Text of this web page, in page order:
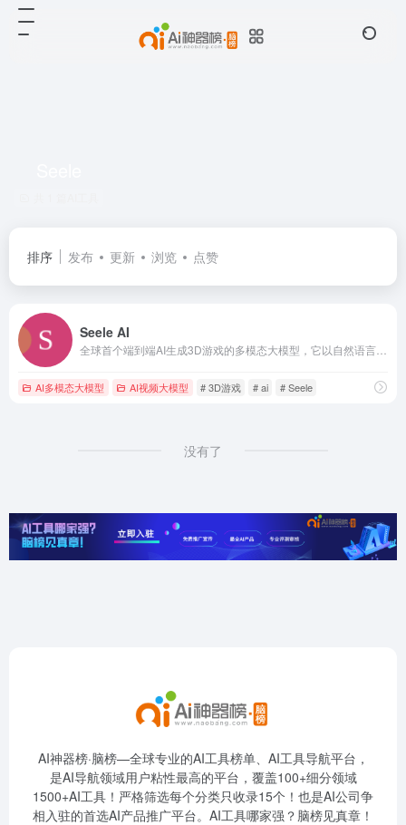
排序 发布 更新 浏览 点赞
Seele AI
AI多模态大模型 AI视频大模型 # 3D游戏 # ai # Seele
没有了
AI神器榜·脑榜—全球专业的AI工具榜单、AI工具导航平台，
是AI导航领域用户粘性最高的平台，覆盖100+细分领域
1500+AI工具！严格筛选每个分类只收录15个！也是AI公司争
相入驻的首选AI产品推广平台。AI工具哪家强？脑榜见真章！